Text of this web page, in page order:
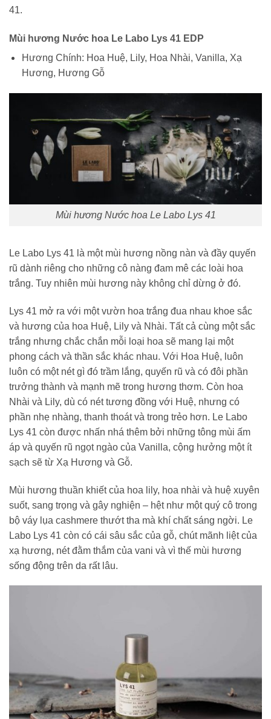
41.
Mùi hương Nước hoa Le Labo Lys 41 EDP
Hương Chính: Hoa Huệ, Lily, Hoa Nhài, Vanilla, Xạ
Hương, Hương Gỗ
Mùi hương Nước hoa Le Labo Lys 41
Le Labo Lys 41 là một mùi hương nồng nàn và đầy quyến
rũ dành riêng cho những cô nàng đam mê các loài hoa
trắng. Tuy nhiên mùi hương này không chỉ dừng ở đó.
Lys 41 mở ra với một vườn hoa trắng đua nhau khoe sắc
và hương của hoa Huệ, Lily và Nhài. Tất cả cùng một sắc
trắng nhưng chắc chắn mỗi loại hoa sẽ mang lại một
phong cách và thần sắc khác nhau. Với Hoa Huệ, luôn
luôn có một nét gì đó trầm lắng, quyến rũ và có đôi phần
trưởng thành và mạnh mẽ trong hương thơm. Còn hoa
Nhài và Lily, dù có nét tương đồng với Huệ, nhưng có
phần nhẹ nhàng, thanh thoát và trong trẻo hơn. Le Labo
Lys 41 còn được nhấn nhá thêm bởi những tông mùi ấm
áp và quyến rũ ngọt ngào của Vanilla, cộng hưởng một ít
sạch sẽ từ Xạ Hương và Gỗ.
Mùi hương thuần khiết của hoa lily, hoa nhài và huệ xuyên
suốt, sang trọng và gây nghiện – hệt như một quý cô trong
bộ váy lụa cashmere thướt tha mà khí chất sáng ngời. Le
Labo Lys 41 còn có cái sâu sắc của gỗ, chút mãnh liệt của
xạ hương, nét đằm thắm của vani và vì thế mùi hương
sống động trên da rất lâu.